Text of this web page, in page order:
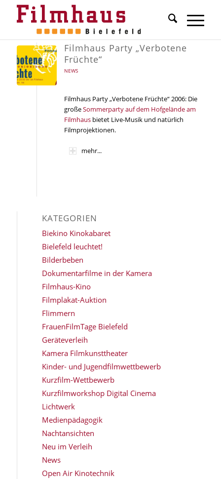
Filmhaus Party „Verbotene
Früchte“
NEWS
Filmhaus Party „Verbotene Früchte“ 2006: Die
großeSommerparty auf dem Hofgelände am
Filmhausbietet Live-Musik und natürlich
Filmprojektionen.
mehr...
KATEGORIEN
Biekino Kinokabaret
Bielefeld leuchtet!
Bilderbeben
Dokumentarfilme in der Kamera
Filmhaus-Kino
Filmplakat-Auktion
Flimmern
FrauenFilmTage Bielefeld
Geräteverleih
Kamera Filmkunsttheater
Kinder- und Jugendfilmwettbewerb
Kurzfilm-Wettbewerb
Kurzfilmworkshop Digital Cinema
Lichtwerk
Medienpädagogik
Nachtansichten
Neu im Verleih
News
Open Air Kinotechnik